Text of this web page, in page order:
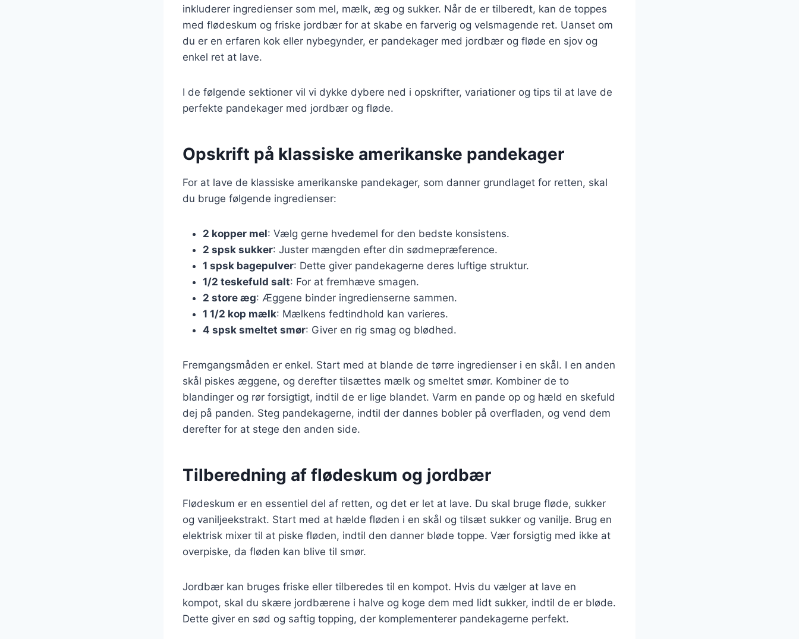
inkluderer ingredienser som mel, mælk, æg og sukker. Når de er tilberedt, kan de toppes
med flødeskum og friske jordbær for at skabe en farverig og velsmagende ret. Uanset om
du er en erfaren kok eller nybegynder, er pandekager med jordbær og fløde en sjov og
enkel ret at lave.
I de følgende sektioner vil vi dykke dybere ned i opskrifter, variationer og tips til at lave de
perfekte pandekager med jordbær og fløde.
Opskrift på klassiske amerikanske pandekager
For at lave de klassiske amerikanske pandekager, som danner grundlaget for retten, skal
du bruge følgende ingredienser:
2 kopper mel: Vælg gerne hvedemel for den bedste konsistens.
2 spsk sukker: Juster mængden efter din sødmepræference.
1 spsk bagepulver: Dette giver pandekagerne deres luftige struktur.
1/2 teskefuld salt: For at fremhæve smagen.
2 store æg: Æggene binder ingredienserne sammen.
1 1/2 kop mælk: Mælkens fedtindhold kan varieres.
4 spsk smeltet smør: Giver en rig smag og blødhed.
Fremgangsmåden er enkel. Start med at blande de tørre ingredienser i en skål. I en anden
skål piskes æggene, og derefter tilsættes mælk og smeltet smør. Kombiner de to
blandinger og rør forsigtigt, indtil de er lige blandet. Varm en pande op og hæld en skefuld
dej på panden. Steg pandekagerne, indtil der dannes bobler på overfladen, og vend dem
derefter for at stege den anden side.
Tilberedning af flødeskum og jordbær
Flødeskum er en essentiel del af retten, og det er let at lave. Du skal bruge fløde, sukker
og vaniljeekstrakt. Start med at hælde fløden i en skål og tilsæt sukker og vanilje. Brug en
elektrisk mixer til at piske fløden, indtil den danner bløde toppe. Vær forsigtig med ikke at
overpiske, da fløden kan blive til smør.
Jordbær kan bruges friske eller tilberedes til en kompot. Hvis du vælger at lave en
kompot, skal du skære jordbærene i halve og koge dem med lidt sukker, indtil de er bløde.
Dette giver en sød og saftig topping, der komplementerer pandekagerne perfekt.